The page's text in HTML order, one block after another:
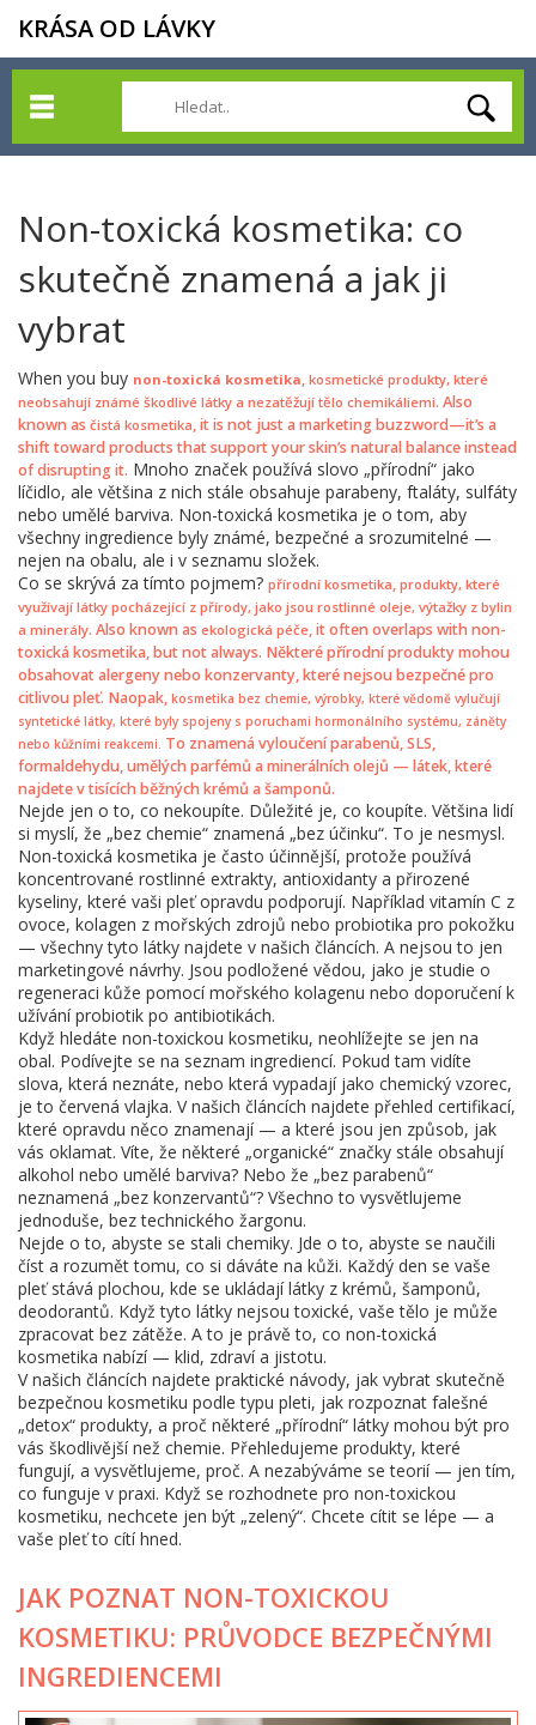
KRÁSA OD LÁVKY
Non-toxická kosmetika: co
skutečně znamená a jak ji
vybrat
When you buy non-toxická kosmetika, kosmetické produkty, které
neobsahují známé škodlivé látky a nezatěžují tělo chemikáliemi. Also
known as čistá kosmetika, it is not just a marketing buzzword—it’s a
shift toward products that support your skin’s natural balance instead
of disrupting it. Mnoho značek používá slovo „přírodní“ jako
líčidlo, ale většina z nich stále obsahuje parabeny, ftaláty, sulfáty
nebo umělé barviva. Non-toxická kosmetika je o tom, aby
všechny ingredience byly známé, bezpečné a srozumitelné —
nejen na obalu, ale i v seznamu složek.
Co se skrývá za tímto pojmem? přírodní kosmetika, produkty, které
využívají látky pocházející z přírody, jako jsou rostlinné oleje, výtažky z bylin
a minerály. Also known as ekologická péče, it often overlaps with non-
toxická kosmetika, but not always. Některé přírodní produkty mohou
obsahovat alergeny nebo konzervanty, které nejsou bezpečné pro
citlivou pleť. Naopak, kosmetika bez chemie, výrobky, které vědomě vylučují
syntetické látky, které byly spojeny s poruchami hormonálního systému, záněty
nebo kůžními reakcemi. To znamená vyloučení parabenů, SLS,
formaldehydu, umělých parfémů a minerálních olejů — látek, které
najdete v tisících běžných krémů a šamponů.
Nejde jen o to, co nekoupíte. Důležité je, co koupíte. Většina lidí
si myslí, že „bez chemie“ znamená „bez účinku“. To je nesmysl.
Non-toxická kosmetika je často účinnější, protože používá
koncentrované rostlinné extrakty, antioxidanty a přirozené
kyseliny, které vaši pleť opravdu podporují. Například vitamín C z
ovoce, kolagen z mořských zdrojů nebo probiotika pro pokožku
— všechny tyto látky najdete v našich článcích. A nejsou to jen
marketingové návrhy. Jsou podložené vědou, jako je studie o
regeneraci kůže pomocí mořského kolagenu nebo doporučení k
užívání probiotik po antibiotikách.
Když hledáte non-toxickou kosmetiku, neohlížejte se jen na
obal. Podívejte se na seznam ingrediencí. Pokud tam vidíte
slova, která neznáte, nebo která vypadají jako chemický vzorec,
je to červená vlajka. V našich článcích najdete přehled certifikací,
které opravdu něco znamenají — a které jsou jen způsob, jak
vás oklamat. Víte, že některé „organické“ značky stále obsahují
alkohol nebo umělé barviva? Nebo že „bez parabenů“
neznamená „bez konzervantů“? Všechno to vysvětlujeme
jednoduše, bez technického žargonu.
Nejde o to, abyste se stali chemiky. Jde o to, abyste se naučili
číst a rozumět tomu, co si dáváte na kůži. Každý den se vaše
pleť stává plochou, kde se ukládají látky z krémů, šamponů,
deodorantů. Když tyto látky nejsou toxické, vaše tělo je může
zpracovat bez zátěže. A to je právě to, co non-toxická
kosmetika nabízí — klid, zdraví a jistotu.
V našich článcích najdete praktické návody, jak vybrat skutečně
bezpečnou kosmetiku podle typu pleti, jak rozpoznat falešné
„detox“ produkty, a proč některé „přírodní“ látky mohou být pro
vás škodlivější než chemie. Přehledujeme produkty, které
fungují, a vysvětlujeme, proč. A nezabýváme se teorií — jen tím,
co funguje v praxi. Když se rozhodnete pro non-toxickou
kosmetiku, nechcete jen být „zelený“. Chcete cítit se lépe — a
vaše pleť to cítí hned.
JAK POZNAT NON-TOXICKOU
KOSMETIKU: PRŮVODCE BEZPEČNÝMI
INGREDIENCEMI